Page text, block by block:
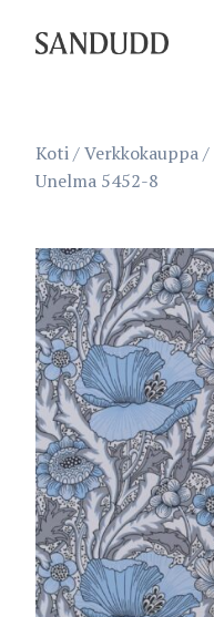
sisältöön
Koti/Verkkokauppa/
Unelma 5452-8